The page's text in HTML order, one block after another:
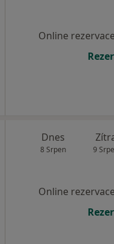
Online
Dnes
8 Srpen 9
Online